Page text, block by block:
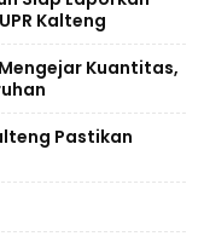
Kalteng
Kuantitas,
Pastikan